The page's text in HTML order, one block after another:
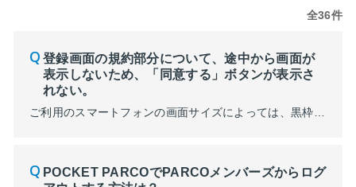
全36件
登録画面の規約部分について、途中から画面が
表示しないため、「同意する」ボタンが表示さ
れない。
POCKET PARCOでPARCOメンバーズからログ